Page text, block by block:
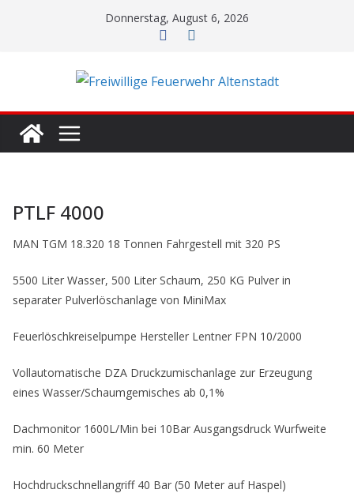
Donnerstag, August 6, 2026
PTLF 4000
MAN TGM 18.320 18 Tonnen Fahrgestell mit 320 PS
5500 Liter Wasser, 500 Liter Schaum, 250 KG Pulver in
separater Pulverlöschanlage von MiniMax
Feuerlöschkreiselpumpe Hersteller Lentner FPN 10/2000
Vollautomatische DZA Druckzumischanlage zur Erzeugung
eines Wasser/Schaumgemisches ab 0,1%
Dachmonitor 1600L/Min bei 10Bar Ausgangsdruck Wurfweite
min. 60 Meter
Hochdruckschnellangriff 40 Bar (50 Meter auf Haspel)